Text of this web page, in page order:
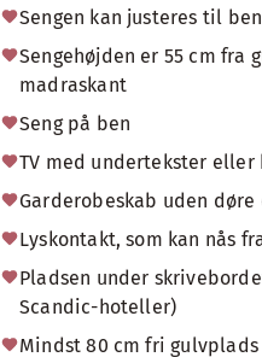
Sengen kan justeres til
Sengehøjden er 55 cm fra
madraskant
Seng på ben
TV med undertekster
Garderobeskab uden
Lyskontakt, som kan nås
Pladsen under
Scandic-hoteller)
Mindst 80 cm fri gulvplads